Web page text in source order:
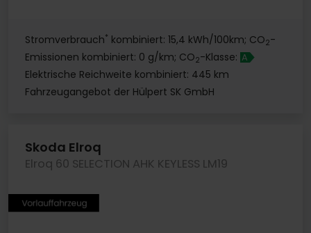
Stromverbrauch* kombiniert: 15,4 kWh/100km; CO2-
Emissionen kombiniert: 0 g/km; CO2-Klasse: A
Elektrische Reichweite kombiniert: 445 km
Fahrzeugangebot der Hülpert SK GmbH
Skoda Elroq
Elroq 60 SELECTION AHK KEYLESS LM19